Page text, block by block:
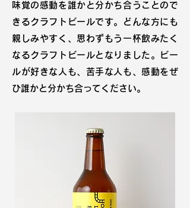
味覚の感動を誰かと分かち合うことので
きるクラフトビールです。どんな方にも
親しみやすく、思わずもう一杯飲みたく
なるクラフトビールとなりました。ビー
ルが好きな人も、苦手な人も、感動をぜ
ひ誰かと分かち合ってください。